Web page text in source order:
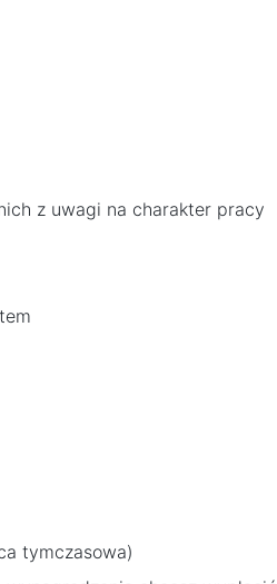
z uwagi na charakter pracy
tymczasowa)